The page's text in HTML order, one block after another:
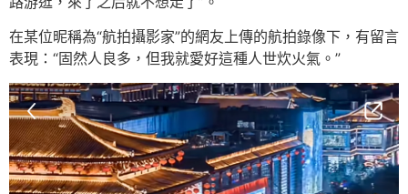
在某位昵稱為“航拍攝影家”的網友上傳的航拍錄像下，有留言
表現：“固然人良多，但我就愛好這種人世炊火氣。”